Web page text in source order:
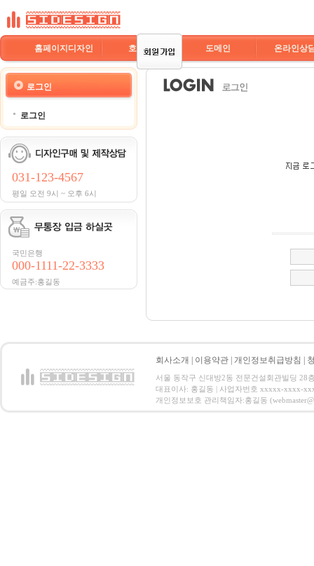
홈페이지디자인 호스팅 도메인 온라인상
로그인
로그인
031-123-4567
평일 오전 9시 ~ 오후 6시
국민은행
000-1111-22-3333
예금주:홍길동
회사소개 이용약관 개인정보취급방침
서울 동작구 신대방2동 전문건설회관빌딩 28
대표이사: 홍길동 | 사업자번호 xxxxx-xxxx-
개인정보보호 관리책임자:홍길동